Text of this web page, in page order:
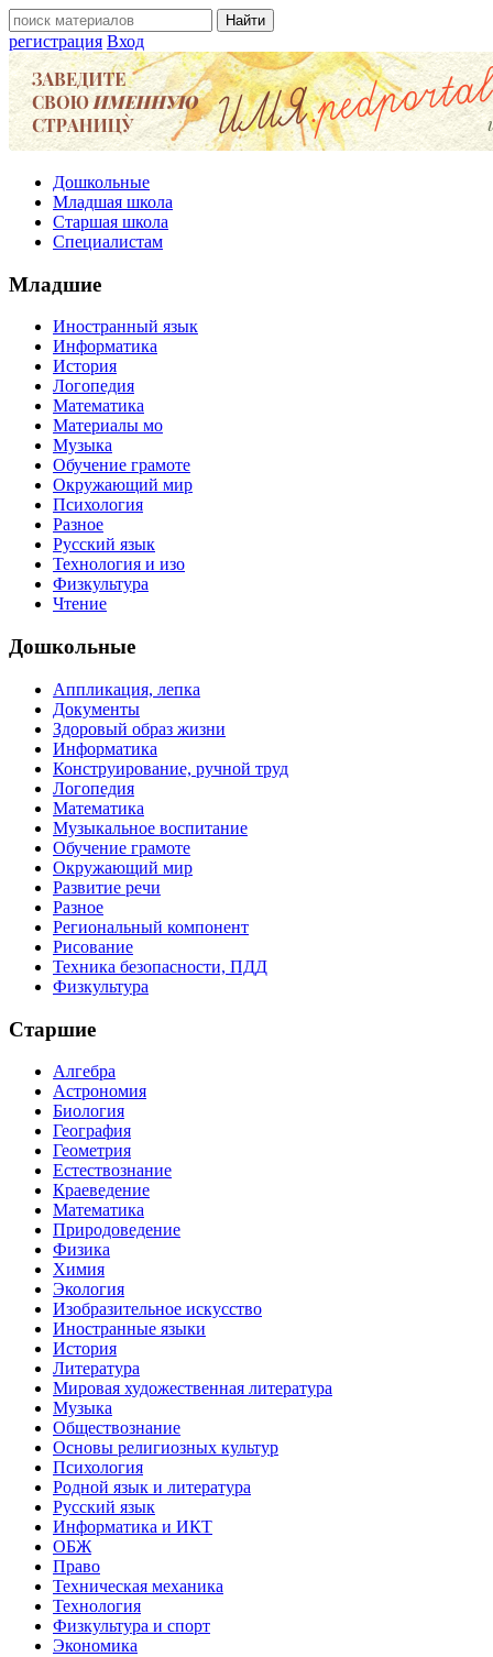
регистрация Вход
Дошкольные
Младшая школа
Старшая школа
Специалистам
Младшие
Иностранный язык
Информатика
История
Логопедия
Математика
Материалы мо
Музыка
Обучение грамоте
Окружающий мир
Психология
Разное
Русский язык
Технология и изо
Физкультура
Чтение
Дошкольные
Аппликация, лепка
Документы
Здоровый образ жизни
Информатика
Конструирование, ручной труд
Логопедия
Математика
Музыкальное воспитание
Обучение грамоте
Окружающий мир
Развитие речи
Разное
Региональный компонент
Рисование
Техника безопасности, ПДД
Физкультура
Старшие
Алгебра
Астрономия
Биология
География
Геометрия
Естествознание
Краеведение
Математика
Природоведение
Физика
Химия
Экология
Изобразительное искусство
Иностранные языки
История
Литература
Мировая художественная литература
Музыка
Обществознание
Основы религиозных культур
Психология
Родной язык и литература
Русский язык
Информатика и ИКТ
ОБЖ
Право
Техническая механика
Технология
Физкультура и спорт
Экономика